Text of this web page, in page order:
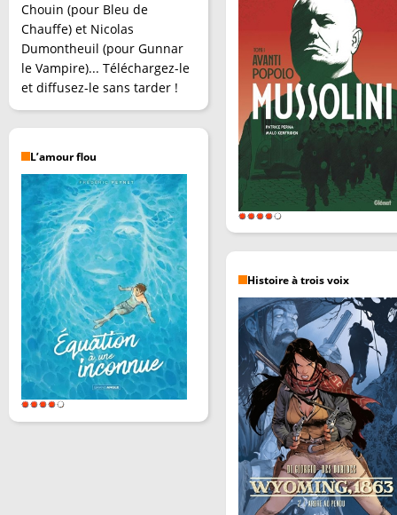
Chouin (pour Bleu de
Chauffe) et Nicolas
Dumontheuil (pour Gunnar
le Vampire)... Téléchargez-le
et diffusez-le sans tarder !
L’amour flou
Histoire à trois voix